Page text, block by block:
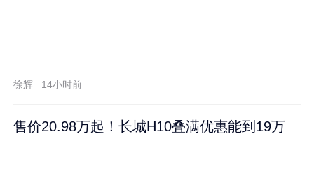
徐辉 14小时前
售价20.98万起！长城H10叠满优惠能到19万